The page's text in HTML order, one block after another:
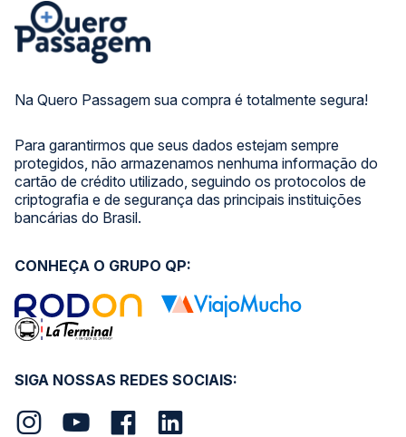
Na Quero Passagem sua compra é totalmente segura!
Para garantirmos que seus dados estejam sempre
protegidos, não armazenamos nenhuma informação do
cartão de crédito utilizado, seguindo os protocolos de
criptografia e de segurança das principais instituições
bancárias do Brasil.
SIGA NOSSAS REDES SOCIAIS:
CONHEÇA O GRUPO QP: